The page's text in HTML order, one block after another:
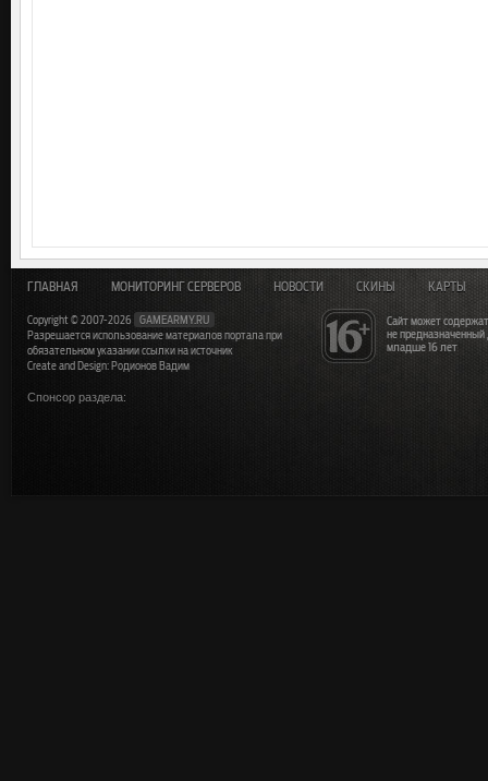
Сайт может
не
младше 16 лет
ГЛАВНАЯ МОНИТОРИНГ СЕРВЕРОВ НОВОСТИ СКИНЫ КАРТЫ
Copyright © 2007-2026
GAMEARMY.RU
Разрешается использование материалов портала при
обязательном указании ссылки на источник
Create and Design: Родионов Вадим
Спонсор раздела: